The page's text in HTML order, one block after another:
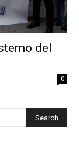
del
0